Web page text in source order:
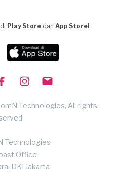
Play Store dan App Store!
Technologies, All rights
Technologies
Office
DKI Jakarta